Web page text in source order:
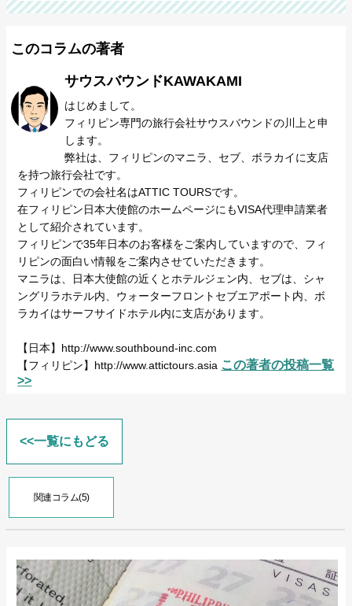
このコラムの著者
サウスバウンドKAWAKAMI
はじめまして。
フィリピン専門の旅行会社サウスバウンドの川上と申
します。
弊社は、フィリピンのマニラ、セブ、ボラカイに支店
を持つ旅行会社です。
フィリピンでの会社名はATTIC TOURSです。
在フィリピン日本大使館のホームページにもVISA代理申請業者
として紹介されています。
フィリピンで35年日本のお客様をご案内していますので、フィ
リピンの面白い情報をご案内させていただきます。
マニラは、日本大使館の近くとホテルジェン内、セブは、シャ
ングリラホテル内、ウォーターフロントセブエアポート内、ボ
ラカイはサーフサイドホテル内に支店があります。
【日本】http://www.southbound-inc.com
【フィリピン】http://www.attictours.asia この著者の投稿一覧
>>
<<一覧にもどる
関連コラム(5)